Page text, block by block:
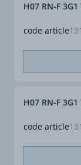
code article
H07 RN-F 3G1
code article
H07 RN-F 3G1